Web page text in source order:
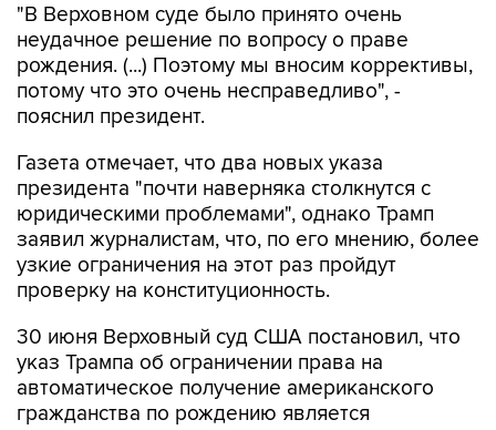
"В Верховном суде было принято очень
неудачное решение по вопросу о праве
рождения. (...) Поэтому мы вносим коррективы,
потому что это очень несправедливо", -
пояснил президент.
Газета отмечает, что два новых указа
президента "почти наверняка столкнутся с
юридическими проблемами", однако Трамп
заявил журналистам, что, по его мнению, более
узкие ограничения на этот раз пройдут
проверку на конституционность.
30 июня Верховный суд США постановил, что
указ Трампа об ограничении права на
автоматическое получение американского
гражданства по рождению является